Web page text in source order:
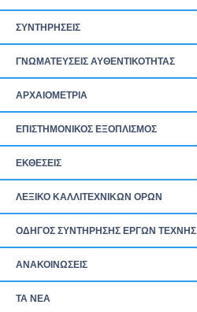
ΣΥΝΤΗΡΗΣΕΙΣ
ΓΝΩΜΑΤΕΥΣΕΙΣ ΑΥΘΕΝΤΙΚΟΤΗΤΑΣ
ΑΡΧΑΙΟΜΕΤΡΙΑ
ΕΠΙΣΤΗΜΟΝΙΚΟΣ ΕΞΟΠΛΙΣΜΟΣ
ΕΚΘΕΣΕΙΣ
ΛΕΞΙΚΟ ΚΑΛΛΙΤΕΧΝΙΚΩΝ ΟΡΩΝ
ΟΔΗΓΟΣ ΣΥΝΤΗΡΗΣΗΣ ΕΡΓΩΝ ΤΕΧΝΗΣ
ΑΝΑΚΟΙΝΩΣΕΙΣ
ΤΑ ΝEΑ